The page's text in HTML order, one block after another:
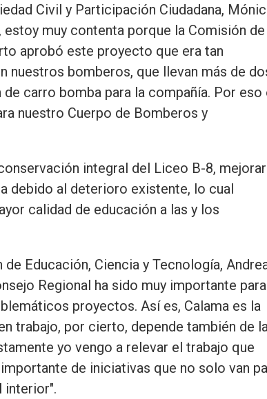
Civil y Participación Ciudadana,
muy contenta porque la Comisión de
aprobó este proyecto que era tan
nuestros bomberos, que llevan más de
carro bomba para la compañía. Por eso
nuestro Cuerpo de Bomberos y
integral del Liceo B-8,
debido al deterioro existente, lo cual
calidad de educación a las y los
Educación, Ciencia y Tecnología,
Regional ha sido muy importante
proyectos. Así es, Calama es la
trabajo, por cierto, depende también de
yo vengo a relevar el trabajo que
de iniciativas que no solo van
interior".